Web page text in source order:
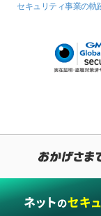
セキュリティ事業の軌